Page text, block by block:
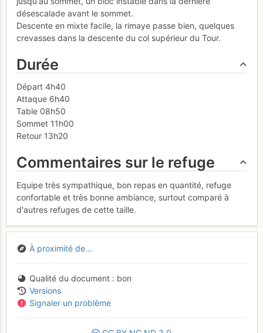
désescalade avant le sommet.
Descente en mixte facile, la rimaye passe bien, quelques
crevasses dans la descente du col supérieur du Tour.
Durée
Départ 4h40
Attaque 6h40
Table 08h50
Sommet 11h00
Retour 13h20
Commentaires sur le refuge
Equipe très sympathique, bon repas en quantité, refuge
confortable et très bonne ambiance, surtout comparé à
d'autres refuges de cette taille.
À proximité de...
Qualité du document
bon
Versions
Signaler un problème